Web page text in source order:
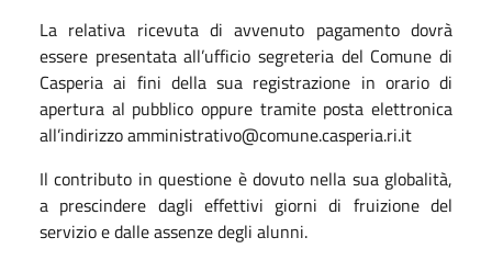
La relativa ricevuta di avvenuto pagamento dovrà
essere presentata all’ufficio segreteria del Comune di
Casperia ai fini della sua registrazione in orario di
apertura al pubblico oppure tramite posta elettronica
all’indirizzo amministrativo@comune.casperia.ri.it
Il contributo in questione è dovuto nella sua globalità,
a prescindere dagli effettivi giorni di fruizione del
servizio e dalle assenze degli alunni.